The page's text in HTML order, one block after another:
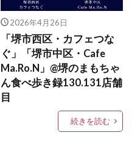
2026年4月26日
「堺市西区・カフェつな
ぐ」「堺市中区・Cafe
Ma.Ro.N」@堺のまもちゃ
ん食べ歩き録130.131店舗
目
続きを読む